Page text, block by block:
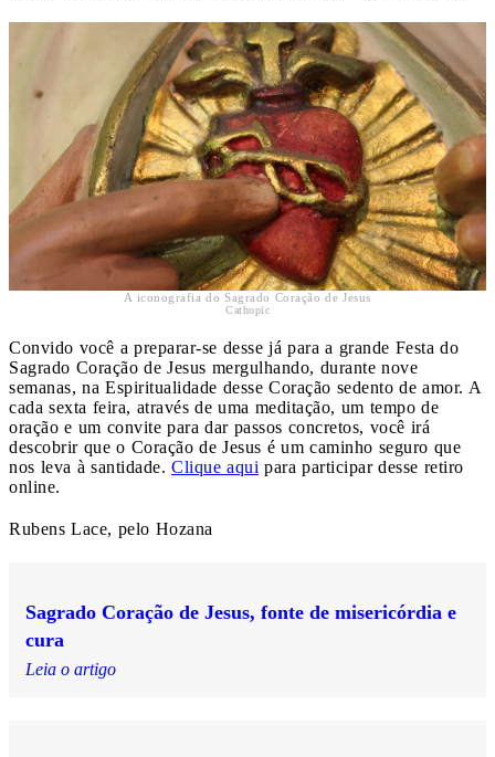
A iconografia do Sagrado Coração de Jesus
Cathopic
Convido você a preparar-se desse já para a grande Festa do
Sagrado Coração de Jesus mergulhando, durante nove
semanas, na Espiritualidade desse Coração sedento de amor. A
cada sexta feira, através de uma meditação, um tempo de
oração e um convite para dar passos concretos, você irá
descobrir que o Coração de Jesus é um caminho seguro que
nos leva à santidade. Clique aqui para participar desse retiro
online.
Rubens Lace, pelo Hozana
Sagrado Coração de Jesus, fonte de misericórdia e
cura
Leia o artigo